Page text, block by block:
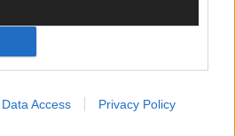
Data Access Privacy Policy
– aber der ESC 2026
Fragen